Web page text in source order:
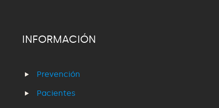
INFORMACIÓN
Prevención
Pacientes